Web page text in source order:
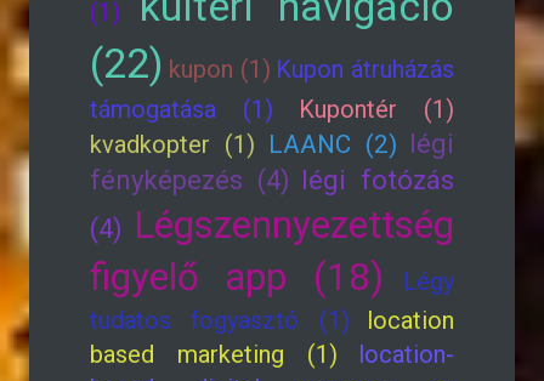
(1)
(22) kupon (1) Kupon átruházás
támogatása (1)
Kupontér (1)
kvadkopter (1) LAANC (2) légi
fényképezés (4) légi fotózás
(4) Légszennyezettség
figyelő app (18)
Légy
tudatos fogyasztó (1)
location
based marketing (1)
location-